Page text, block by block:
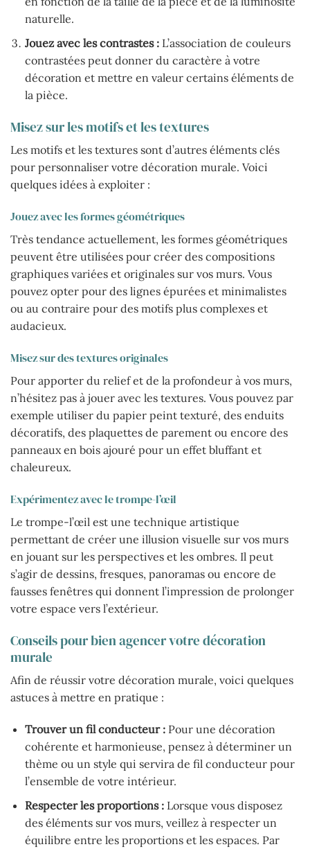
naturelle.
Jouez avec les contrastes :L’association de couleurs
contrastées peut donner du caractère à votre
décoration et mettre en valeur certains éléments de
la pièce.
Misez sur les motifs et les textures
Les motifs et les textures sont d’autres éléments clés
pour personnaliser votre décoration murale. Voici
quelques idées à exploiter :
Jouez avec les formes géométriques
Très tendance actuellement, les formes géométriques
peuvent être utilisées pour créer des compositions
graphiques variées et originales sur vos murs. Vous
pouvez opter pour des lignes épurées et minimalistes
ou au contraire pour des motifs plus complexes et
audacieux.
Misez sur des textures originales
Pour apporter du relief et de la profondeur à vos murs,
n’hésitez pas à jouer avec les textures. Vous pouvez par
exemple utiliser du papier peint texturé, des enduits
décoratifs, des plaquettes de parement ou encore des
panneaux en bois ajouré pour un effet bluffant et
chaleureux.
Expérimentez avec le trompe-l’œil
Le trompe-l’œil est une technique artistique
permettant de créer une illusion visuelle sur vos murs
en jouant sur les perspectives et les ombres. Il peut
s’agir de dessins, fresques, panoramas ou encore de
fausses fenêtres qui donnent l’impression de prolonger
votre espace vers l’extérieur.
Conseils pour bien agencer votre décoration
murale
Afin de réussir votre décoration murale, voici quelques
astuces à mettre en pratique :
Trouver un fil conducteur :Pour une décoration
cohérente et harmonieuse, pensez à déterminer un
thème ou un style qui servira de fil conducteur pour
l’ensemble de votre intérieur.
Respecter les proportions :Lorsque vous disposez
des éléments sur vos murs, veillez à respecter un
équilibre entre les proportions et les espaces. Par